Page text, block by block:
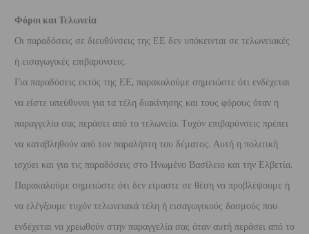
Φόροι και Τελωνεία
Οι παραδόσεις σε διευθύνσεις της ΕΕ δεν υπόκεινται σε τελωνειακές
ή εισαγωγικές επιβαρύνσεις.
Για παραδόσεις εκτός της ΕΕ, παρακαλούμε σημειώστε ότι ενδέχεται
να είστε υπεύθυνοι για τα τέλη διακίνησης και τους φόρους όταν η
παραγγελία σας περάσει από το τελωνείο. Τυχόν επιβαρύνσεις πρέπει
να καταβληθούν από τον παραλήπτη του δέματος. Αυτή η πολιτική
ισχύει και για τις παραδόσεις στο Ηνωμένο Βασίλειο και την Ελβετία.
Παρακαλούμε σημειώστε ότι δεν είμαστε σε θέση να προβλέψουμε ή
να ελέγξουμε τυχόν τελωνειακά τέλη ή εισαγωγικούς δασμούς που
ενδέχεται να χρεωθούν στην παραγγελία σας όταν αυτή περάσει από το